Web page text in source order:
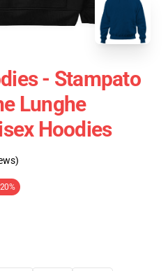
- Stampato
Lunghe
Hoodies